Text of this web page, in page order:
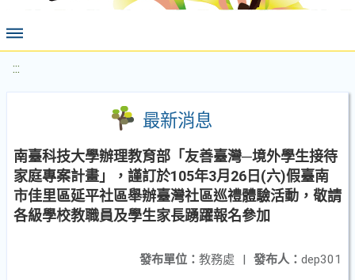
:::
最新消息
南臺科技大學辦理教育部「友善臺灣─境外學生接待
家庭專案計畫」，謹訂於105年3月26日(六)假臺南
市佳里區延平社區舉辦臺灣社區巡禮體驗活動，敬請
各級學校教職員及學生家長踴躍報名參加
發布人： dep301
發布單位： 教務處 |